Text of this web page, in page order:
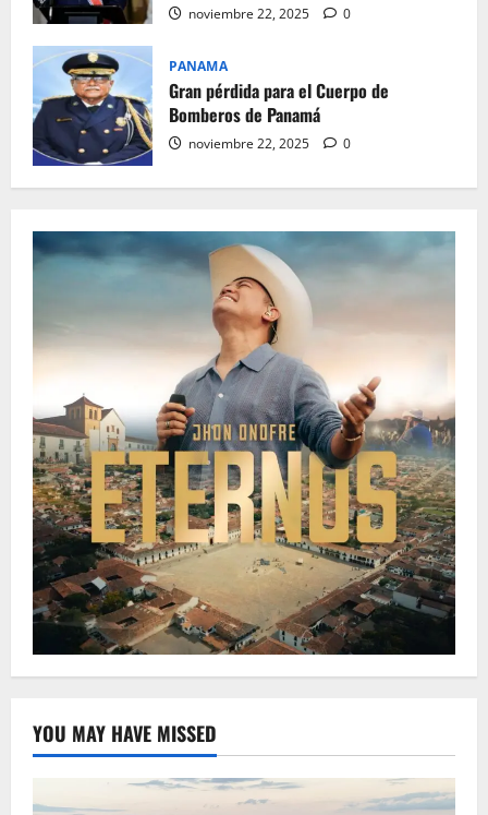
noviembre 22, 2025 0
PANAMA
Gran pérdida para el Cuerpo de
Bomberos de Panamá
noviembre 22, 2025 0
YOU MAY HAVE MISSED